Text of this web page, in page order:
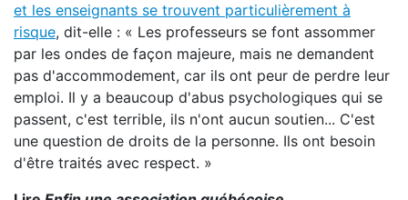
et les enseignants se trouvent particulièrement à
risque, dit-elle : « Les professeurs se font assommer
par les ondes de façon majeure, mais ne demandent
pas d'accommodement, car ils ont peur de perdre leur
emploi. Il y a beaucoup d'abus psychologiques qui se
passent, c'est terrible, ils n'ont aucun soutien... C'est
une question de droits de la personne. Ils ont besoin
d'être traités avec respect. »